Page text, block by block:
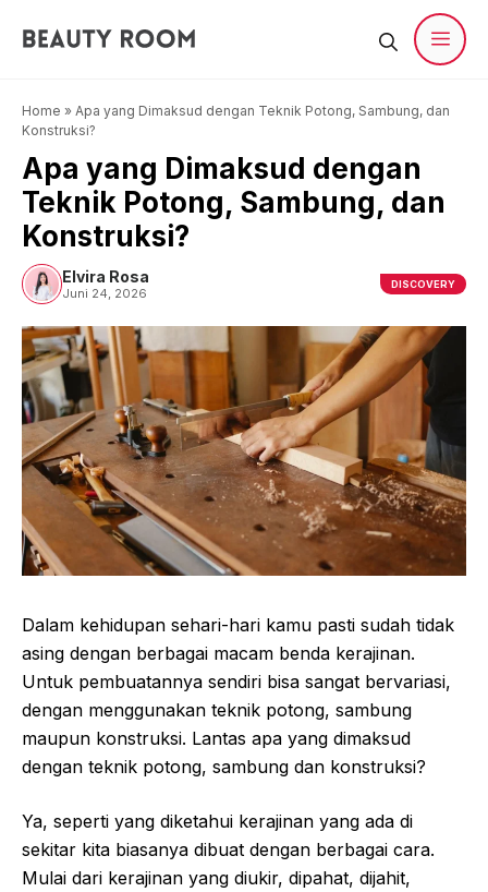
Home » Apa yang Dimaksud dengan Teknik Potong, Sambung, dan
Konstruksi?
Apa yang Dimaksud dengan
Teknik Potong, Sambung, dan
Konstruksi?
Elvira Rosa
Juni 24, 2026
DISCOVERY
Dalam kehidupan sehari-hari kamu pasti sudah tidak
asing dengan berbagai macam benda kerajinan.
Untuk pembuatannya sendiri bisa sangat bervariasi,
dengan menggunakan teknik potong, sambung
maupun konstruksi. Lantas apa yang dimaksud
dengan teknik potong, sambung dan konstruksi?
Ya, seperti yang diketahui kerajinan yang ada di
sekitar kita biasanya dibuat dengan berbagai cara.
Mulai dari kerajinan yang diukir, dipahat, dijahit,